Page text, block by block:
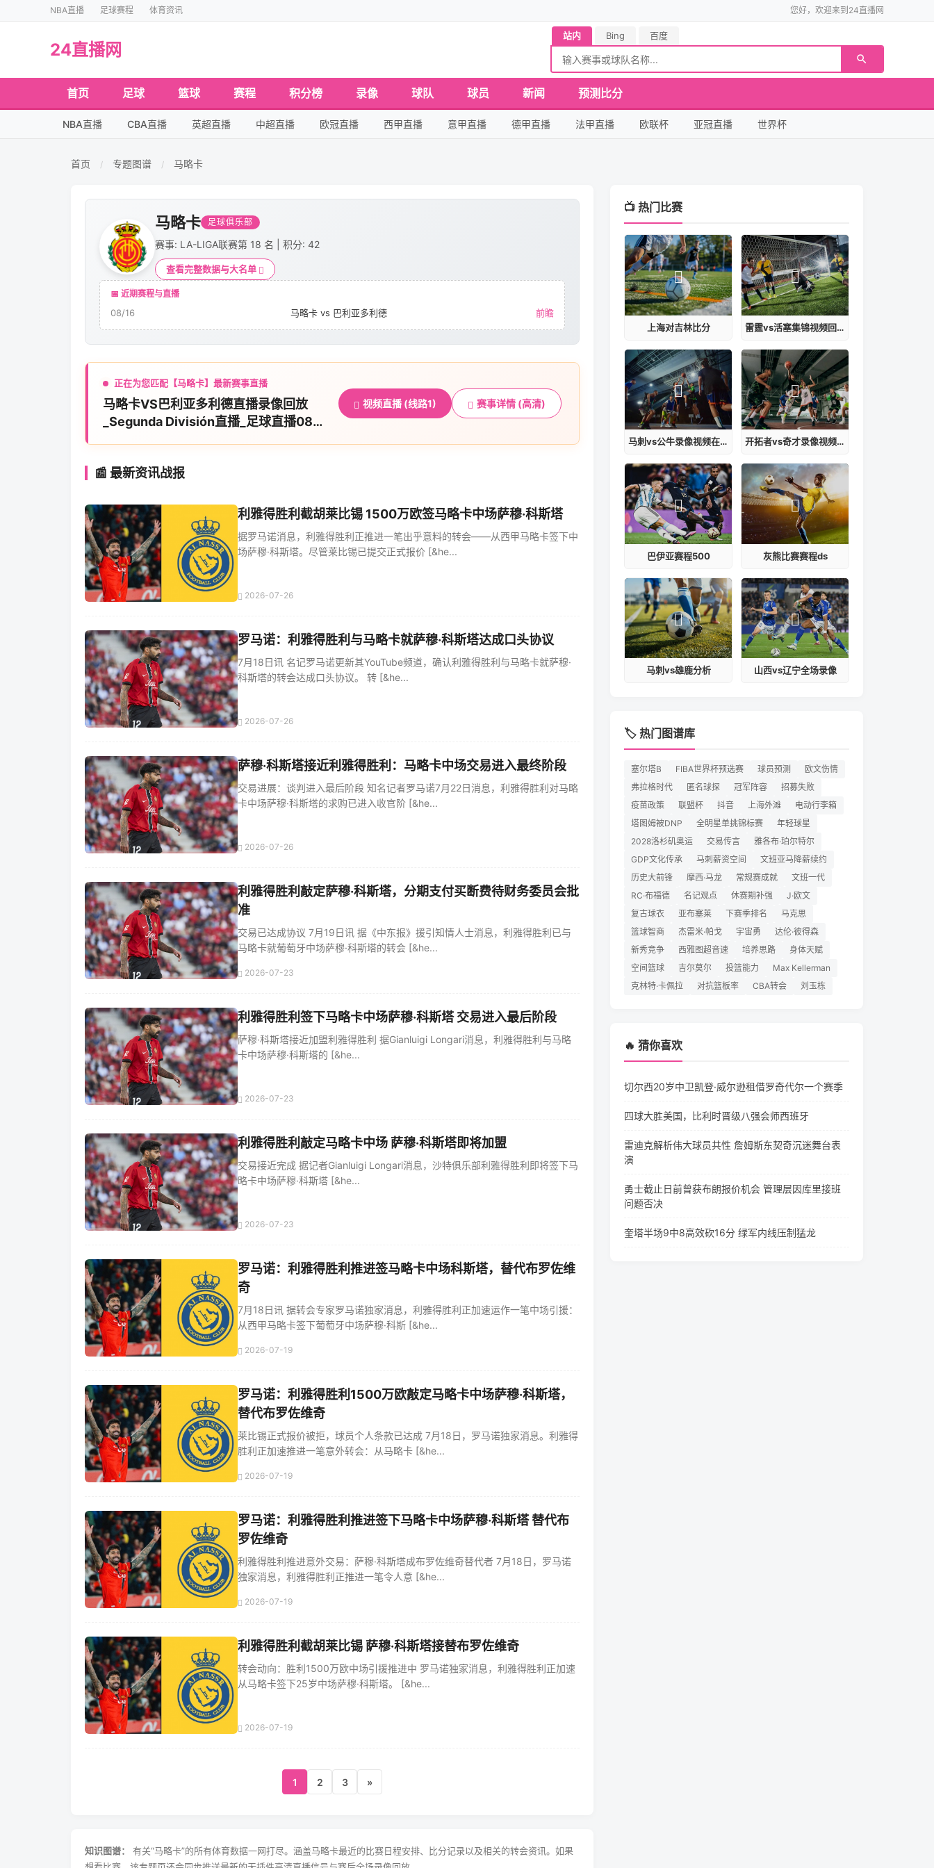
NBA直播 足球赛程 体育资讯 您好，欢迎来到24直播网
24直播网
站内 Bing 百度
首页 足球 篮球 赛程 积分榜 录像 球队 球员 新闻 预测比分
NBA直播 CBA直播 英超直播 中超直播 欧冠直播 西甲直播 意甲直播 德甲直播 法甲直播 欧联杯 亚冠直播 世界杯
首页 / 专题图谱 / 马略卡
马略卡 足球俱乐部
赛事: LA-LIGA联赛第 18 名 | 积分: 42
查看完整数据与大名单
📅 近期赛程与直播
08/16 马略卡 vs 巴利亚多利德 前瞻
正在为您匹配【马略卡】最新赛事直播
马略卡VS巴利亚多利德直播录像回放
_Segunda División直播_足球直播08
视频直播 (线路1) 赛事详情 (高清)
📰 最新资讯战报
利雅得胜利截胡莱比锡 1500万欧签马略卡中场萨穆·科斯塔
据罗马诺消息，利雅得胜利正推进一笔出乎意料的转会——从西甲马略卡签下中
场萨穆·科斯塔。尽管莱比锡已提交正式报价 [&he...
2026-07-26
罗马诺：利雅得胜利与马略卡就萨穆·科斯塔达成口头协议
7月18日讯 名记罗马诺更新其YouTube频道，确认利雅得胜利与马略卡就萨穆·
科斯塔的转会达成口头协议。 转 [&he...
2026-07-26
萨穆·科斯塔接近利雅得胜利：马略卡中场交易进入最终阶段
交易进展：谈判进入最后阶段 知名记者罗马诺7月22日消息，利雅得胜利对马略
卡中场萨穆·科斯塔的求购已进入收官阶 [&he...
2026-07-26
利雅得胜利敲定萨穆·科斯塔，分期支付买断费待财务委员会批
准
交易已达成协议 7月19日讯 据《中东报》援引知情人士消息，利雅得胜利已与
马略卡就葡萄牙中场萨穆·科斯塔的转会 [&he...
2026-07-23
利雅得胜利签下马略卡中场萨穆·科斯塔 交易进入最后阶段
萨穆·科斯塔接近加盟利雅得胜利 据Gianluigi Longari消息，利雅得胜利与马略
卡中场萨穆·科斯塔的 [&he...
2026-07-23
利雅得胜利敲定马略卡中场 萨穆·科斯塔即将加盟
交易接近完成 据记者Gianluigi Longari消息，沙特俱乐部利雅得胜利即将签下马
略卡中场萨穆·科斯塔 [&he...
2026-07-23
罗马诺：利雅得胜利推进签马略卡中场科斯塔，替代布罗佐维
奇
7月18日讯 据转会专家罗马诺独家消息，利雅得胜利正加速运作一笔中场引援：
从西甲马略卡签下葡萄牙中场萨穆·科斯 [&he...
2026-07-19
罗马诺：利雅得胜利1500万欧敲定马略卡中场萨穆·科斯塔，
替代布罗佐维奇
莱比锡正式报价被拒，球员个人条款已达成 7月18日，罗马诺独家消息。利雅得
胜利正加速推进一笔意外转会：从马略卡 [&he...
2026-07-19
罗马诺：利雅得胜利推进签下马略卡中场萨穆·科斯塔 替代布
罗佐维奇
利雅得胜利推进意外交易：萨穆·科斯塔成布罗佐维奇替代者 7月18日，罗马诺
独家消息，利雅得胜利正推进一笔令人意 [&he...
2026-07-19
利雅得胜利截胡莱比锡 萨穆·科斯塔接替布罗佐维奇
转会动向：胜利1500万欧中场引援推进中 罗马诺独家消息，利雅得胜利正加速
从马略卡签下25岁中场萨穆·科斯塔。 [&he...
2026-07-19
1 2 3 »
知识图谱：
有关“马略卡”的所有体育数据一网打尽。涵盖马略卡最近的比赛日程安排、比分记录以及相关的转会资讯。如果
📺 热门比赛
上海对吉林比分 雷霆vs活塞集锦视频回放
马刺vs公牛录像视频在线观看 开拓者vs奇才录像视频在线观看全集
巴伊亚赛程500 灰熊比赛赛程ds
马刺vs雄鹿分析 山西vs辽宁全场录像
🏷️ 热门图谱库
塞尔塔B FIBA世界杯预选赛 球员预测
欧文伤情
弗拉格时代
匿名球探 冠军阵容
招募失败
疫苗政策
联盟杯 抖音 上海外滩
电动行李箱
塔图姆被DNP
全明星单挑锦标赛
年轻球星
2028洛杉矶奥运
交易传言
雅各布·珀尔特尔
GDP文化传承
马刺薪资空间
文班亚马降薪续约
历史大前锋
摩西·马龙 常规赛成就
文班一代
RC·布福德
名记观点 休赛期补强
J·欧文
复古球衣
亚布塞莱 下赛季排名
马克思
篮球智商
杰雷米·帕戈 宇宙勇
达伦·彼得森
新秀竞争
西雅图超音速 培养思路
身体天赋
空间篮球
吉尔莫尔 投篮能力
Max Kellerman
克林特·卡佩拉
对抗篮板率 CBA转会 刘玉栋
🔥 猜你喜欢
切尔西20岁中卫凯登·威尔逊租借罗奇代尔一个赛季
四球大胜美国，比利时晋级八强会师西班牙
雷迪克解析伟大球员共性 詹姆斯东契奇沉迷舞台表
演
勇士截止日前曾获布朗报价机会 管理层因库里接班
问题否决
奎塔半场9中8高效砍16分 绿军内线压制猛龙